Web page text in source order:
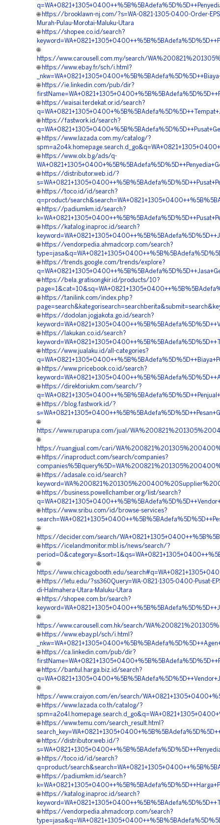
🌐 https://brooklawn-nj.com/?s=WA-0821-1305-0400-Order-
Murah-Pulau-Morotai-Maluku-Utara
🌐 https://shopee.co.id/search?
🌐
https://www.carousell.com.my/search/
🌐 https://www.ebay.fr/sch/i.html?
🌐 https://ie.linkedin.com/pub/dir?
🌐 https://waisai.terdekat.or.id/search?
🌐 https://fastwork.id/search?
🌐 https://www.lazada.com.my/catalog/?
🌐 https://www.olx.bg/ads/q-
🌐 https://distributor.web.id/?
🌐 https://toco.id/id/search?
q=product/
🌐 https://padiumkm.id/search?
🌐 https://katalog.inaproc.id/search?
🌐 https://vendorpedia.ahmadcorp.com/search?
🌐 https://trends.google.com/trends/explore?
🌐 https://bela.gratisongkir.id/products/10?
🌐 https://tanilink.com/index.php?
🌐 https://dodolan.jogjakota.go.id/search?
🌐 https://lakukan.co.id/search?
🌐 https://www.jualaku.id/all-categories?
🌐 https://www.pricebook.co.id/search?
🌐 https://direktoriukm.com/search/?
🌐 https://blog.fastwork.id/?
🌐
https://www.ruparupa.com/jual/
🌐
https://ruangjual.com/cari/
🌐 https://inaproduct.com/search/companies?
🌐 https://adasale.co.id/search?
🌐 https://business.powellchamber.org/list/search?
🌐 https://www.sribu.com/id/browse-services?
🌐
https://decider.com/search/
🌐 https://icelandmonitor.mbl.is/news/search/?
🌐
https://www.chicagobooth.edu/
🌐 https://letu.edu/?ss360Query=WA-0821-1305-0400-Pusat-
di-Halmahera-Utara-Maluku-Utara
🌐 https://shopee.com.br/search?
🌐
https://www.carousell.com.hk/search/
🌐 https://www.ebay.pl/sch/i.html?
🌐 https://ca.linkedin.com/pub/dir?
🌐 https://bantul.harga.biz.id/search?
🌐
https://www.craiyon.com/en/search/
🌐 https://www.lazada.co.th/catalog/?
🌐 https://www.temu.com/search_result.html?
🌐 https://distributor.web.id/?
🌐 https://toco.id/id/search?
q=product/
🌐 https://padiumkm.id/search?
🌐 https://katalog.inaproc.id/search?
🌐 https://vendorpedia.ahmadcorp.com/search?